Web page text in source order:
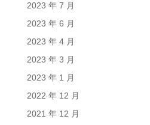
2023 年 7 月
2023 年 6 月
2023 年 4 月
2023 年 3 月
2023 年 1 月
2022 年 12 月
2021 年 12 月